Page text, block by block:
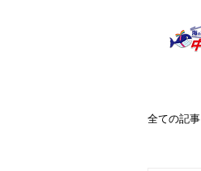
全ての記事